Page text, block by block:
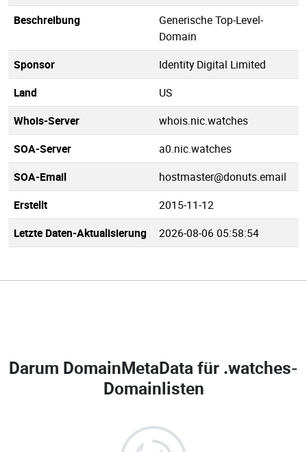
Beschreibung
Generische Top-Level-
Domain
Sponsor
Identity Digital Limited
Land
US
Whois-Server
whois.nic.watches
SOA-Server
a0.nic.watches
SOA-Email
hostmaster@donuts.email
Erstellt
2015-11-12
Letzte Daten-Aktualisierung
2026-08-06 05:58:54
Darum DomainMetaData für .watches-
Domainlisten